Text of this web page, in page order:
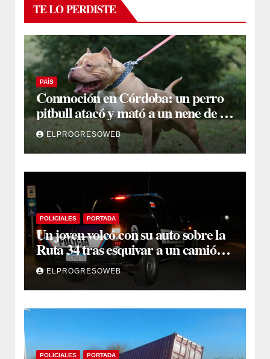
TE LO PERDISTE
PAÍS
Conmoción en Córdoba: un perro
pitbull atacó y mató a un nene de 3
años
ELPROGRESOWEB
POLICIALES PORTADA
Un joven volcó con su auto sobre la
Ruta 34 tras esquivar a un camión
que se cruzó de carril
ELPROGRESOWEB
POLICIALES PORTADA